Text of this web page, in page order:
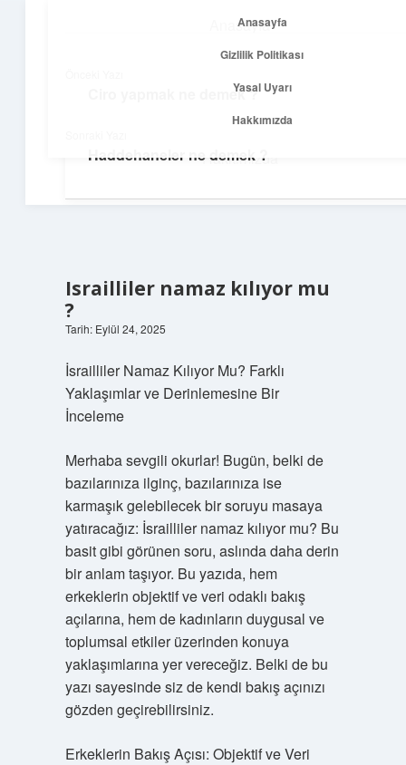
Anasayfa
Yasal Uyarı
Hakkımızda
Temiz Fikir Pınarı
Israilliler namaz kılıyor mu
?
Tarih: Eylül 24, 2025
İsrailliler Namaz Kılıyor Mu? Farklı
Yaklaşımlar ve Derinlemesine Bir
İnceleme
Merhaba sevgili okurlar! Bugün, belki de
bazılarınıza ilginç, bazılarınıza ise
karmaşık gelebilecek bir soruyu masaya
yatıracağız: İsrailliler namaz kılıyor mu? Bu
basit gibi görünen soru, aslında daha derin
bir anlam taşıyor. Bu yazıda, hem
erkeklerin objektif ve veri odaklı bakış
açılarına, hem de kadınların duygusal ve
toplumsal etkiler üzerinden konuya
yaklaşımlarına yer vereceğiz. Belki de bu
yazı sayesinde siz de kendi bakış açınızı
gözden geçirebilirsiniz.
Erkeklerin Bakış Açısı: Objektif ve Veri
Ciro yapmak ne demek ?
Haddehaneler ne demek ?
Anasayfa
Gizlilik Politikası
Yasal Uyarı
Hakkımızda